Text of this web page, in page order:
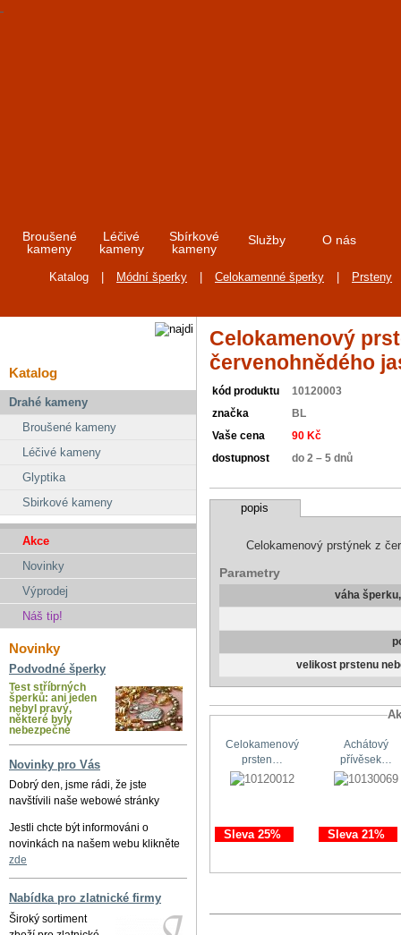
Broušené
kameny
Léčivé
kameny
Sbírkové
kameny
Služby O nás
Katalog Módní šperky Celokamenné šperky Prsteny
Katalog
Drahé kameny
Broušené kameny
Léčivé kameny
Glyptika
Sbirkové kameny
Akce
Novinky
Výprodej
Náš tip!
Novinky
Podvodné šperky
Test stříbrných
šperků: ani jeden
nebyl pravý,
některé byly
nebezpečné
Novinky pro Vás
Dobrý den, jsme rádi, že jste
navštívili naše webowé stránky
Jestli chcte být informováni o
novinkách na našem webu klikněte
zde
Nabídka pro zlatnické firmy
Široký sortiment
Celokamenový
červenohnědého
kód produktu 10120003
značka BL
Vaše cena 90 Kč
dostupnost do 2 – 5 dnů
popis
Celokamenový prstýnek z
Parametry
váha
velikost prstenu
Celokamenový
prsten…
Sleva 25%
Achátový
přívěsek…
Sleva 21%